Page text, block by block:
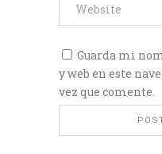
Guarda mi
y web en este
vez que comente.